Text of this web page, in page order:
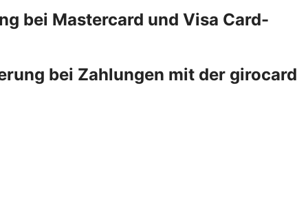
bei Mastercard und Visa Card-
bei Zahlungen mit der girocard